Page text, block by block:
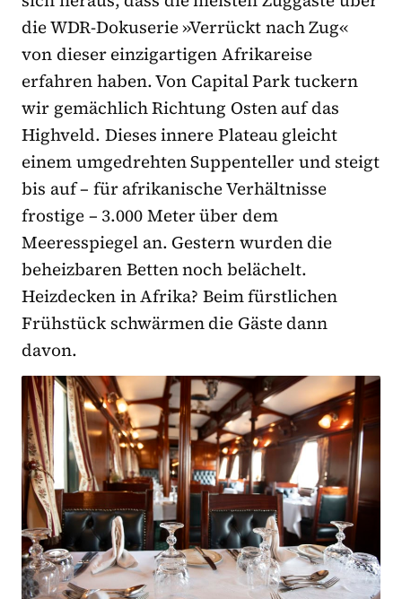
die WDR-Dokuserie »Verrückt nach Zug«
von dieser einzigartigen Afrikareise
erfahren haben. Von Capital Park tuckern
wir gemächlich Richtung Osten auf das
Highveld. Dieses innere Plateau gleicht
einem umgedrehten Suppenteller und steigt
bis auf – für afrikanische Verhältnisse
frostige – 3.000 Meter über dem
Meeresspiegel an. Gestern wurden die
beheizbaren Betten noch belächelt.
Heizdecken in Afrika? Beim fürstlichen
Frühstück schwärmen die Gäste dann
davon.